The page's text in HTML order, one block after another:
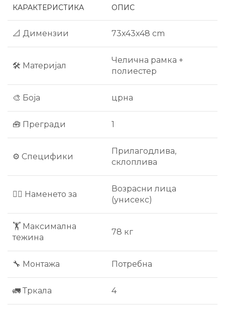
КАРАКТЕРИСТИКА ОПИС
📐 Димензии 73x43x48 cm
🛠 Материјал
Челична рамка +
полиестер
🎨 Боја црна
🧰 Прегради 1
⚙ Специфики
Прилагодлива,
склоплива
🧍‍♂ Наменето за
Возрасни лица
(унисекс)
🏋 Максимална
тежина
78 кг
🔧 Монтажа Потребна
🚛 Тркала 4